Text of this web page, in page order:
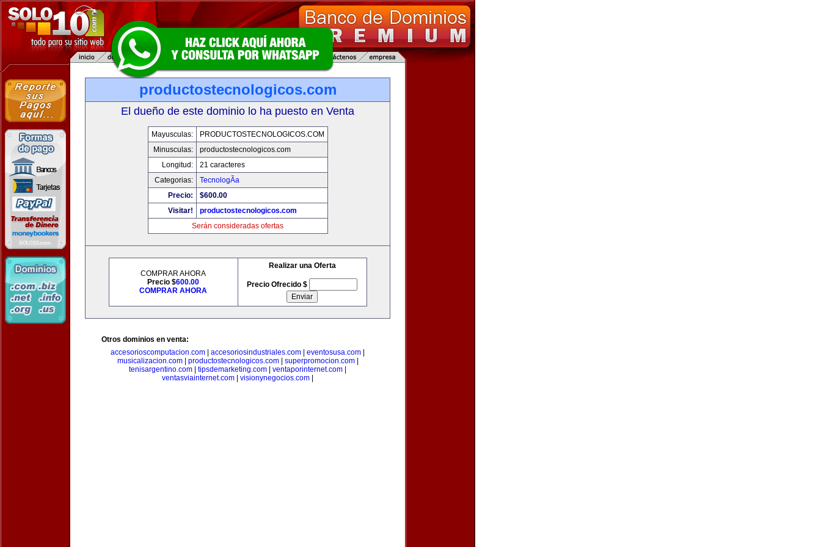
productostecnologicos.com
El dueño de este dominio lo ha puesto en Venta
Mayusculas:
PRODUCTOSTECNOLOGICOS.COM
Minusculas:
productostecnologicos.com
Longitud:
21 caracteres
Categorias:
TecnologÃ­a
Precio:
$600.00
Visitar!
productostecnologicos.com
Serán consideradas ofertas
COMPRAR AHORA
Precio $600.00
COMPRAR AHORA
Realizar una Oferta
Precio Ofrecido $
Otros dominios en venta:
accesorioscomputacion.com
accesoriosindustriales.com eventosusa.com
musicalizacion.com| productostecnologicos.com| superpromocion.com|
tenisargentino.com
tipsdemarketing.com ventaporinternet.com
ventasviainternet.com
visionynegocios.com